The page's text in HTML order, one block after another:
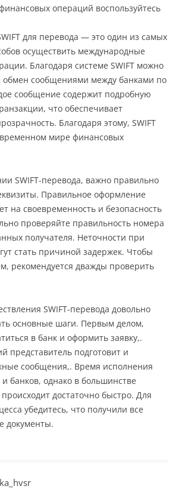
операций воспользуйтесь
для перевода — это один из самых
осуществить международные
Благодаря системе SWIFT можно
обмен сообщениями между банками по
сообщение содержит подробную
что обеспечивает
Благодаря этому, SWIFT
мире финансовых
SWIFT-перевода, важно правильно
Правильное оформление
на своевременность и безопасность
проверяйте правильность номера
получателя. Неточности при
стать причиной задержек. Чтобы
рекомендуется дважды проверить
SWIFT-перевода довольно
основные шаги. Первым делом,
в банк и оформить заявку,.
представитель подготовит и
сообщения,. Время исполнения
и банков, однако в большинстве
достаточно быстро. Для
убедитесь, что получили все
документы.